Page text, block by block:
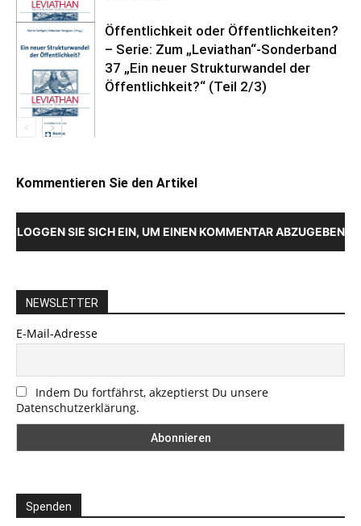
Öffentlichkeit oder Öffentlichkeiten?
– Serie: Zum „Leviathan“-Sonderband
37 „Ein neuer Strukturwandel der
Öffentlichkeit?“ (Teil 2/3)
Kommentieren Sie den Artikel
LOGGEN SIE SICH EIN, UM EINEN KOMMENTAR ABZUGEBEN
NEWSLETTER
E-Mail-Adresse
Indem Du fortfährst, akzeptierst Du unsere
Datenschutzerklärung.
Spenden